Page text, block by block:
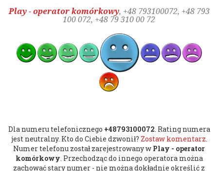
Play - operator komórkowy, +48 793100072, +48 793
100 072, +48 79 310 00 72
Dla numeru telefonicznego +48793100072. Rating numera
jest neutralny. Kto do Ciebie dzwonił? Zostaw komentarz.
Numer telefonu został zarejestrowany w Play - operator
komórkowy. Przechodząc do innego operatora można
zachować stary numer - nie można dokładnie określić z